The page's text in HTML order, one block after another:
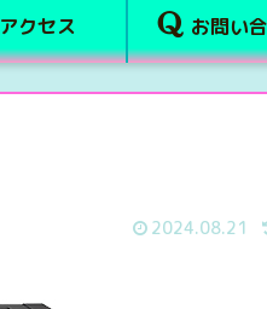
アクセス お問い
2024.08.21